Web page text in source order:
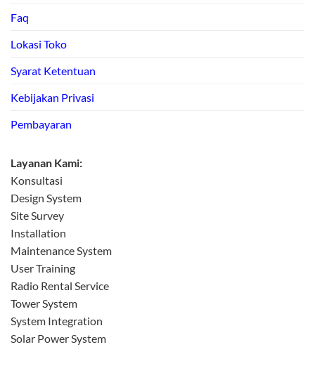
Faq
Lokasi Toko
Syarat Ketentuan
Kebijakan Privasi
Pembayaran
Layanan Kami:
Konsultasi
Design System
Site Survey
Installation
Maintenance System
User Training
Radio Rental Service
Tower System
System Integration
Solar Power System